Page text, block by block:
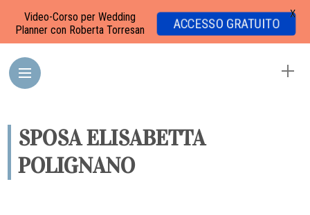
SPOSA ELISABETTA
POLIGNANO
Video-Corso per Wedding
Planner con Roberta Torresan
ACCESSO GRATUITO
X